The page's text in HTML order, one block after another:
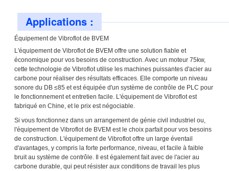
Applications :
Équipement de Vibroflot de BVEM
L'équipement de Vibroflot de BVEM offre une solution fiable et
économique pour vos besoins de construction. Avec un moteur 75kw,
cette technologie de Vibroflot utilise les machines puissantes d'acier au
carbone pour réaliser des résultats efficaces. Elle comporte un niveau
sonore du DB ≤85 et est équipée d'un système de contrôle de PLC pour
le fonctionnement et entretien facile. L'équipement de Vibroflot est
fabriqué en Chine, et le prix est négociable.
Si vous fonctionnez dans un arrangement de génie civil industriel ou,
l'équipement de Vibroflot de BVEM est le choix parfait pour vos besoins
de construction. L'équipement de Vibroflot offre un large éventail
d'avantages, y compris la forte performance, niveau, et facile à faible
bruit au système de contrôle. Il est également fait avec de l'acier au
carbone durable, qui peut résister aux conditions de travail les plus